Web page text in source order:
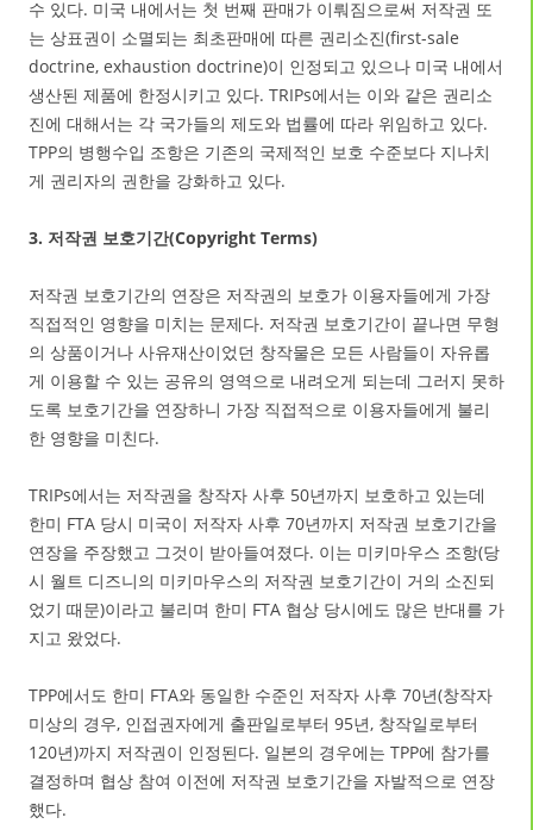
수 있다. 미국 내에서는 첫 번째 판매가 이뤄짐으로써 저작권 또
는 상표권이 소멸되는 최초판매에 따른 권리소진(first-sale
doctrine, exhaustion doctrine)이 인정되고 있으나 미국 내에서
생산된 제품에 한정시키고 있다. TRIPs에서는 이와 같은 권리소
진에 대해서는 각 국가들의 제도와 법률에 따라 위임하고 있다.
TPP의 병행수입 조항은 기존의 국제적인 보호 수준보다 지나치
게 권리자의 권한을 강화하고 있다.
3. 저작권 보호기간(Copyright Terms)
저작권 보호기간의 연장은 저작권의 보호가 이용자들에게 가장
직접적인 영향을 미치는 문제다. 저작권 보호기간이 끝나면 무형
의 상품이거나 사유재산이었던 창작물은 모든 사람들이 자유롭
게 이용할 수 있는 공유의 영역으로 내려오게 되는데 그러지 못하
도록 보호기간을 연장하니 가장 직접적으로 이용자들에게 불리
한 영향을 미친다.
TRIPs에서는 저작권을 창작자 사후 50년까지 보호하고 있는데
한미 FTA 당시 미국이 저작자 사후 70년까지 저작권 보호기간을
연장을 주장했고 그것이 받아들여졌다. 이는 미키마우스 조항(당
시 월트 디즈니의 미키마우스의 저작권 보호기간이 거의 소진되
었기 때문)이라고 불리며 한미 FTA 협상 당시에도 많은 반대를 가
지고 왔었다.
TPP에서도 한미 FTA와 동일한 수준인 저작자 사후 70년(창작자
미상의 경우, 인접권자에게 출판일로부터 95년, 창작일로부터
120년)까지 저작권이 인정된다. 일본의 경우에는 TPP에 참가를
결정하며 협상 참여 이전에 저작권 보호기간을 자발적으로 연장
했다.